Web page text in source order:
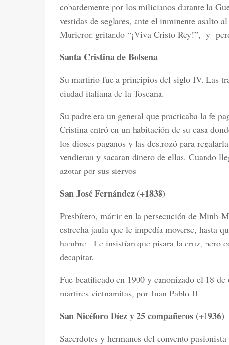
cobardemente por los milicianos durante la
vestidas de seglares, ante el inminente asalto
Murieron gritando “¡Viva Cristo Rey!”, y
Santa Cristina de Bolsena
Su martirio fue a principios del siglo IV. Las
ciudad italiana de la Toscana.
Su padre era un general que practicaba la fe
Cristina entró en un habitación de su casa
los dioses paganos y las destrozó para
vendieran y sacaran dinero de ellas. Cuando
azotar por sus siervos.
San José Fernández (+1838)
Presbítero, mártir en la persecución de Minh-
estrecha jaula que le impedía moverse, hasta
hambre. Le insistían que pisara la cruz, pero
decapitar.
Fue beatificado en 1900 y canonizado el 18
mártires vietnamitas, por Juan Pablo II.
San Nicéforo Díez y 25 compañeros (+1936)
Sacerdotes y hermanos del convento